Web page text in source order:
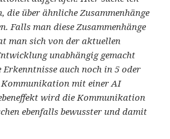
die über ähnliche Zusammenhänge
Falls man diese Zusammenhänge
man sich von der aktuellen
unabhängig gemacht
auch noch in 5 oder
Kommunikation mit einer AI
wird die Kommunikation
ebenfalls bewusster und damit